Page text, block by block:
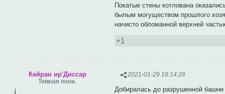
Покатые стены котлована
былым могуществом прошлого
начисто обломанной верхней
+1
2021-01-29 16:14:26
Кейран ир'Диссар
Темная пони.
Добиралась до разрушенной